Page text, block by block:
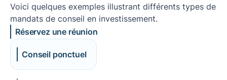
Voici quelques exemples illustrant différents types de
mandats de conseil en investissement.
Réservez une réunion
Conseil ponctuel